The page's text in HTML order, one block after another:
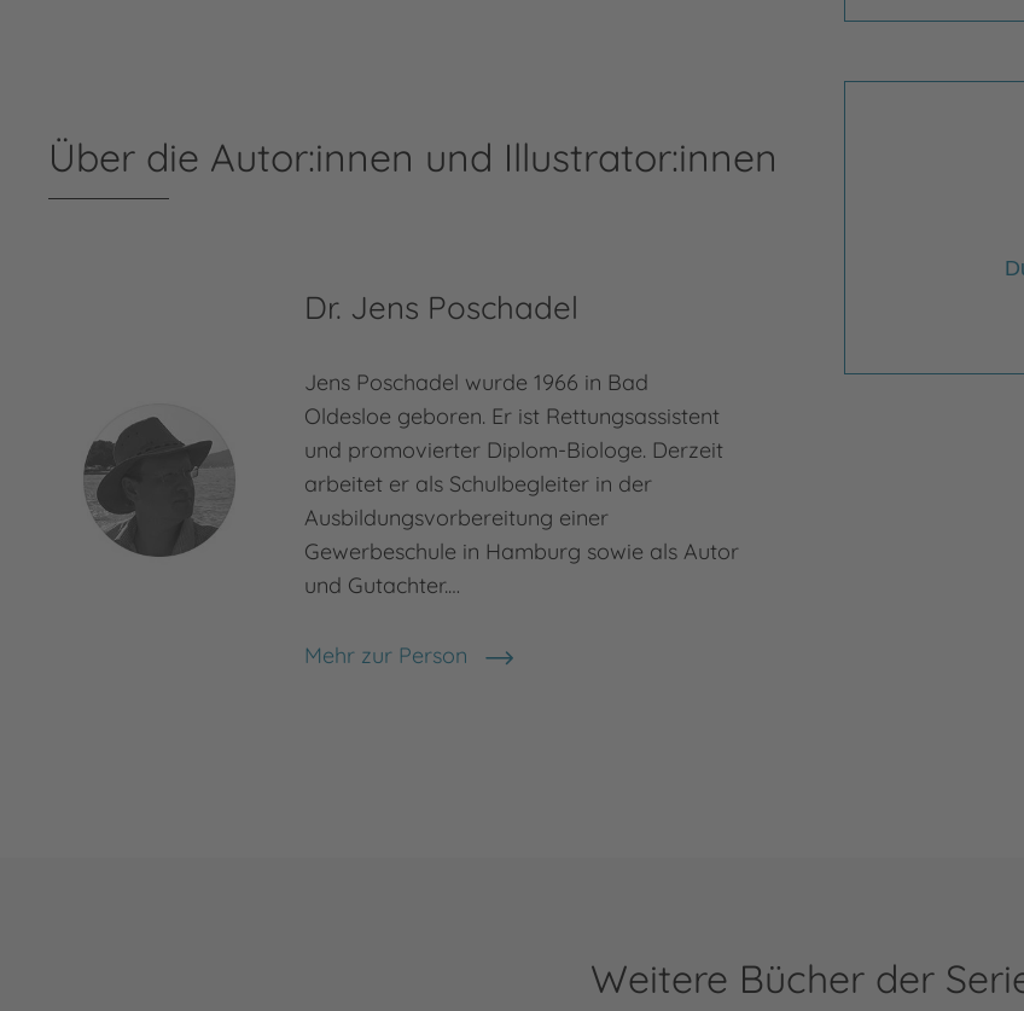
Über die Autor:innen und Illustrator:innen
Dr. Jens Poschadel
Jens Poschadel wurde 1966 in Bad
Oldesloe geboren. Er ist Rettungsassistent
und promovierter Diplom-Biologe. Derzeit
arbeitet er als Schulbegleiter in der
Ausbildungsvorbereitung einer
Gewerbeschule in Hamburg sowie als Autor
und Gutachter.…
Mehr zur Person
Dr. Jens Poschadel
Weitere Bücher der